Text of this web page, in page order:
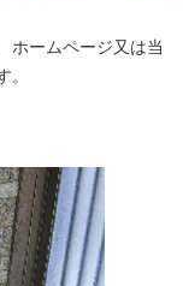
ホームページ又は当